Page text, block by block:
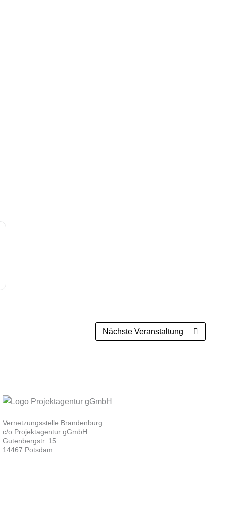
Nächste Veranstaltung
Vernetzungsstelle Brandenburg
c/o Projektagentur gGmbH
Gutenbergstr. 15
14467 Potsdam